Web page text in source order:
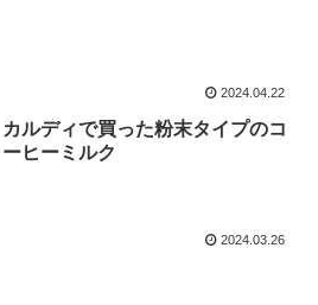
2024.04.22
カルディで買った粉末タイプのコ
ーヒーミルク
2024.03.26